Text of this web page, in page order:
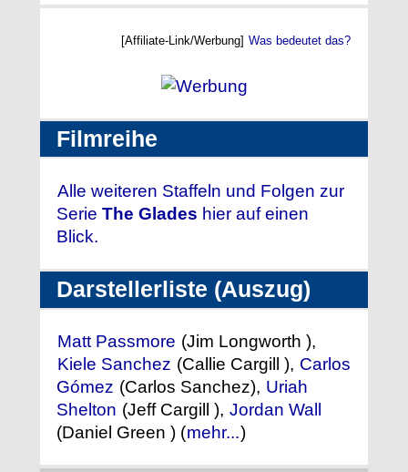
[Affiliate-Link/Werbung] Was bedeutet das?
Filmreihe
Alle weiteren Staffeln und Folgen zur
Serie The Glades hier auf einen
Blick.
Darstellerliste (Auszug)
Matt Passmore (Jim Longworth ),
Kiele Sanchez (Callie Cargill ), Carlos
Gómez (Carlos Sanchez), Uriah
Shelton (Jeff Cargill ), Jordan Wall
(Daniel Green ) (mehr...)